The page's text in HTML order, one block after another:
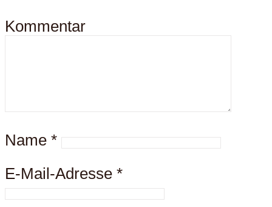
Kommentar
Name *
E-Mail-Adresse *